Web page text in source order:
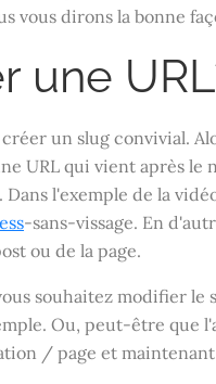
vous dirons la bonne
une
un slug convivial.
URL qui vient après le
l'exemple de la
-sans-vissage. En
ou de la page.
souhaitez modifier le
Ou, peut-être que
/ page et